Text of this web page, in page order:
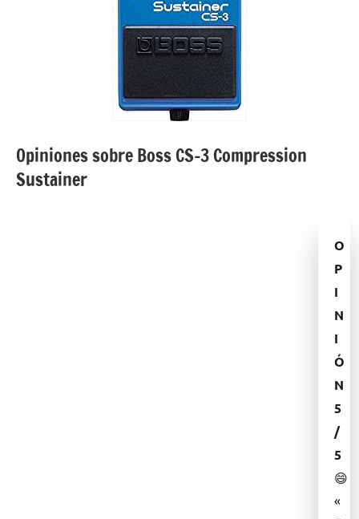
Opiniones sobre Boss CS-3 Compression
Sustainer
O
P
I
N
I
Ó
N
5
/
5
😄
«